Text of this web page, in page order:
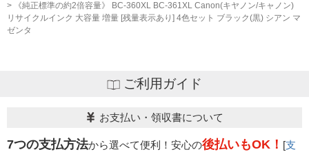
《純正標準の約2倍容量》 BC-360XL BC-361XL Canon(キヤノン/キャノン)
リサイクルインク 大容量 増量 [残量表示あり] 4色セット ブラック(黒) シアン マ
ゼンタ
ご利用ガイド
お支払い・領収書について
7つの支払方法から選べて便利！安心の後払いもOK！ [支